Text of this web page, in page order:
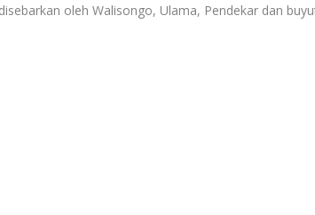
oleh Walisongo, Ulama, Pendekar dan